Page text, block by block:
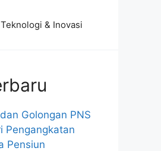
Teknologi & Inovasi
Golongan PNS
Pengangkatan
Pensiun